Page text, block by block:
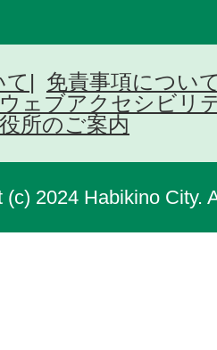
免責事項につい
ウェブアクセシビリ
所のご案内
(c) 2024 Habikino City.